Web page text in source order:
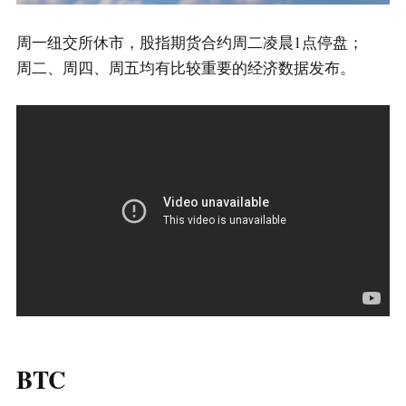
周一纽交所休市，股指期货合约周二凌晨1点停盘；
周二、周四、周五均有比较重要的经济数据发布。
BTC